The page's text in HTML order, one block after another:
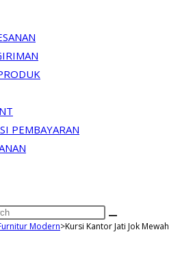
PEMBAYARAN
Modern>Kursi Kantor Jati Jok Mewah